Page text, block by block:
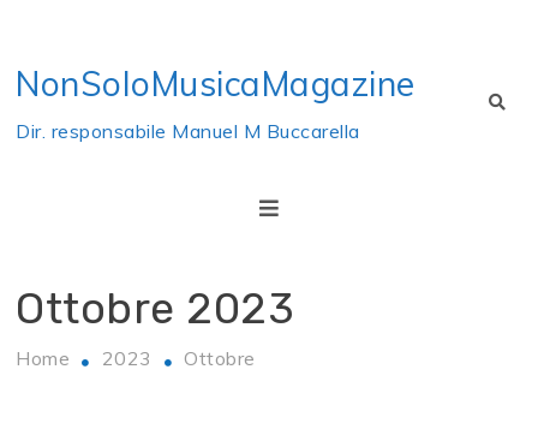
content
NonSoloMusicaMagazine
Dir. responsabile Manuel M Buccarella
Ottobre 2023
Home 2023 Ottobre